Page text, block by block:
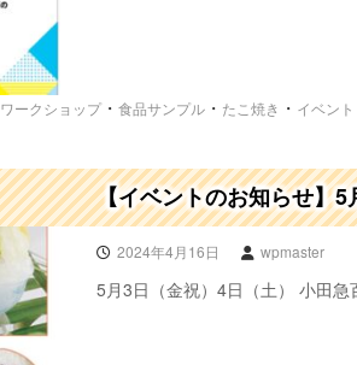
ワークショップ ・ 食品サンプル ・ たこ焼き ・ イベント
【イベントのお知らせ】
2024年4月16日 wpmaster
5月3日（金祝）4日（土） 小田